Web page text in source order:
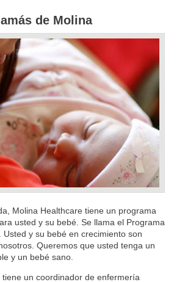
de Molina
Molina Healthcare tiene un programa
usted y su bebé. Se llama el Programa
Usted y su bebé en crecimiento son
Queremos que usted tenga un
y un bebé sano.
tiene un coordinador de enfermería